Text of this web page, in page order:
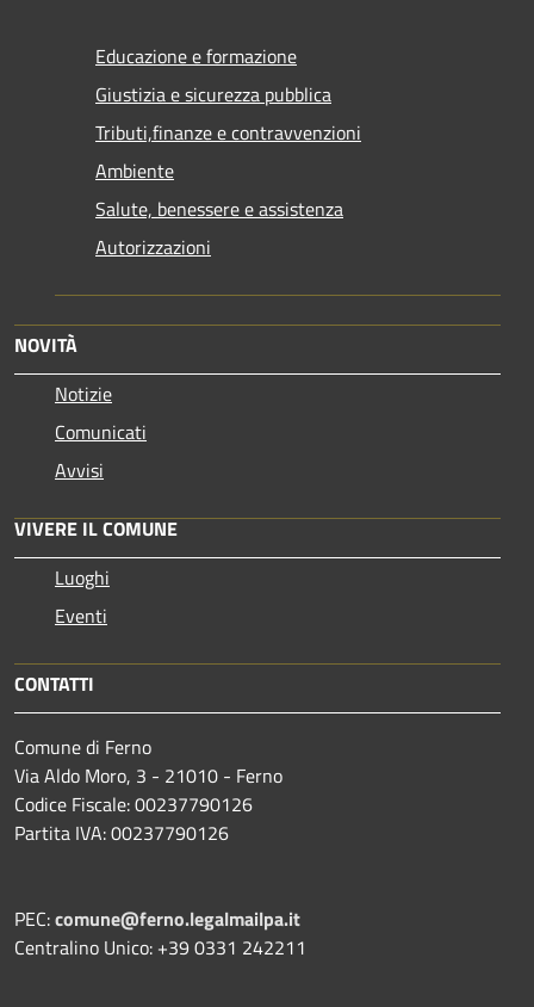
Educazione e formazione
Giustizia e sicurezza pubblica
Tributi,finanze e contravvenzioni
Ambiente
Salute, benessere e assistenza
Autorizzazioni
NOVITÀ
Notizie
Comunicati
Avvisi
VIVERE IL COMUNE
Luoghi
Eventi
CONTATTI
Comune di Ferno
Via Aldo Moro, 3 - 21010 - Ferno
Codice Fiscale: 00237790126
Partita IVA: 00237790126
PEC:comune@ferno.legalmailpa.it
Centralino Unico: +39 0331 242211